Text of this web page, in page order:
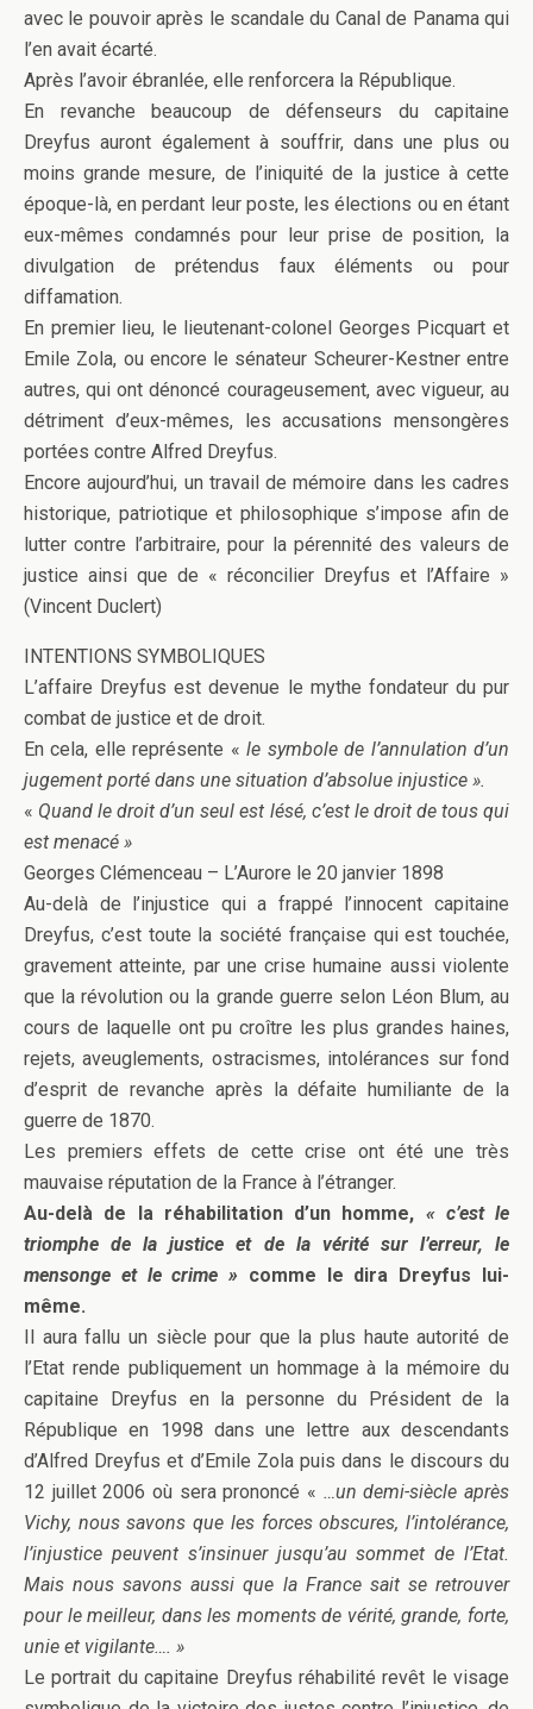
avec le pouvoir après le scandale du Canal de Panama qui
l’en avait écarté.
Après l’avoir ébranlée, elle renforcera la République.
En revanche beaucoup de défenseurs du capitaine
Dreyfus auront également à souffrir, dans une plus ou
moins grande mesure, de l’iniquité de la justice à cette
époque-là, en perdant leur poste, les élections ou en étant
eux-mêmes condamnés pour leur prise de position, la
divulgation de prétendus faux éléments ou pour
diffamation.
En premier lieu, le lieutenant-colonel Georges Picquart et
Emile Zola, ou encore le sénateur Scheurer-Kestner entre
autres, qui ont dénoncé courageusement, avec vigueur, au
détriment d’eux-mêmes, les accusations mensongères
portées contre Alfred Dreyfus.
Encore aujourd’hui, un travail de mémoire dans les cadres
historique, patriotique et philosophique s’impose afin de
lutter contre l’arbitraire, pour la pérennité des valeurs de
justice ainsi que de « réconcilier Dreyfus et l’Affaire »
(Vincent Duclert)
INTENTIONS SYMBOLIQUES
L’affaire Dreyfus est devenue le mythe fondateur du pur
combat de justice et de droit.
En cela, elle représente «le symbole de l’annulation d’un
jugement porté dans une situation d’absolue injustice ».
« Quand le droit d’un seul est lésé, c’est le droit de tous qui
est menacé »
Georges Clémenceau – L’Aurore le 20 janvier 1898
Au-delà de l’injustice qui a frappé l’innocent capitaine
Dreyfus, c’est toute la société française qui est touchée,
gravement atteinte, par une crise humaine aussi violente
que la révolution ou la grande guerre selon Léon Blum, au
cours de laquelle ont pu croître les plus grandes haines,
rejets, aveuglements, ostracismes, intolérances sur fond
d’esprit de revanche après la défaite humiliante de la
guerre de 1870.
Les premiers effets de cette crise ont été une très
mauvaise réputation de la France à l’étranger.
Au-delà de la réhabilitation d’un homme, « c’est le
triomphe de la justice et de la vérité sur l’erreur, le
mensonge et le crime » comme le dira Dreyfus lui-
même.
Il aura fallu un siècle pour que la plus haute autorité de
l’Etat rende publiquement un hommage à la mémoire du
capitaine Dreyfus en la personne du Président de la
République en 1998 dans une lettre aux descendants
d’Alfred Dreyfus et d’Emile Zola puis dans le discours du
12 juillet 2006 où sera prononcé « …un demi-siècle après
Vichy, nous savons que les forces obscures, l’intolérance,
l’injustice peuvent s’insinuer jusqu’au sommet de l’Etat.
Mais nous savons aussi que la France sait se retrouver
pour le meilleur, dans les moments de vérité, grande, forte,
unie et vigilante…. »
Le portrait du capitaine Dreyfus réhabilité revêt le visage